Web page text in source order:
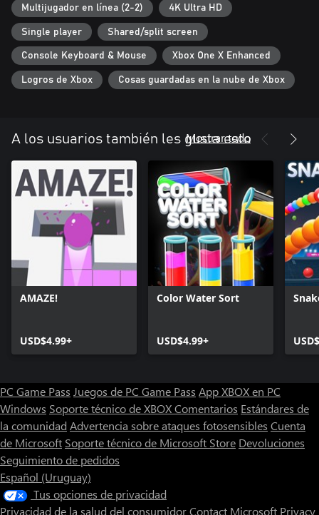
Multijugador en línea (2-2) 4K Ultra HD
Single player Shared/split screen
Console Keyboard & Mouse Xbox One X Enhanced
Logros de Xbox Cosas guardadas en la nube de Xbox
A los usuarios también les gusta esto
Mostrar todo
AMAZE!
USD$4.99+
Color Water Sort
USD$4.99+
PC Game Pass Juegos de PC Game Pass App XBOX en PC
Windows Soporte técnico de XBOXComentarios Estándares de
la comunidad Advertencia sobre ataques fotosensibles Cuenta
de Microsoft Soporte técnico de Microsoft Store Devoluciones
Seguimiento de pedidos
Español (Uruguay)
Tus opciones de privacidad
Privacidad de la salud del consumidorContact Microsoft Privacy